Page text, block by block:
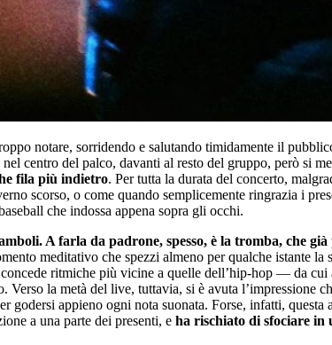
notare, sorridendo e salutando timidamente il
centro del palco, davanti al resto del gruppo, però si
fila più indietro. Per tutta la durata del concerto,
scorso, o come quando semplicemente ringrazia i
che indossa appena sopra gli occhi.
A farla da padrone, spesso, è la tromba, che
meditativo che spezzi almeno per qualche istante
ritmiche più vicine a quelle dell’hip-hop — da
la metà del live, tuttavia, si è avuta l’impressione
godersi appieno ogni nota suonata. Forse, infatti,
a una parte dei presenti, e ha rischiato di sfociare in